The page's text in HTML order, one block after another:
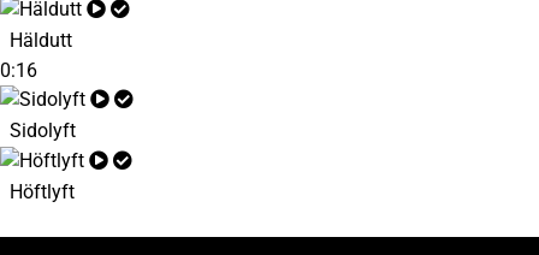
Häldutt
0:16
Sidolyft
Höftlyft